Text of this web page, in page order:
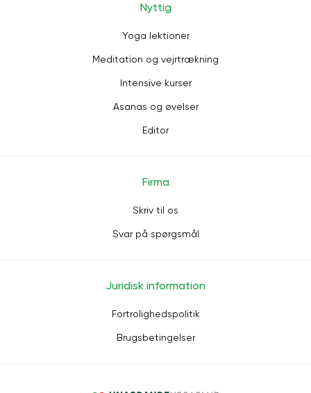
Nyttig
Yoga lektioner
Meditation og vejrtrækning
Intensive kurser
Asanas og øvelser
Editor
Firma
Skriv til os
Svar på spørgsmål
Juridisk information
Fortrolighedspolitik
Brugsbetingelser